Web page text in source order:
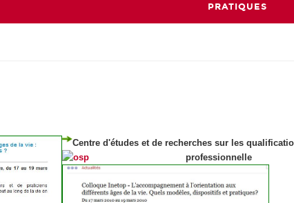
PRATIQUES
Centre d'études et de recherches sur les
professionnelle